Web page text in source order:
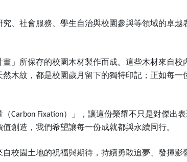
、社會服務、學生自治與校園參與等領域的卓
」所保存的校園木材製作而成。這些木材來自
木紋，都是校園歲月留下的獨特印記；正如每一
（Carbon Fixation）」，讓這份榮耀不只是對傑出
創造，我們希望讓每一份成就都與永續同行。
校園土地的祝福與期待，持續勇敢追夢、發揮影